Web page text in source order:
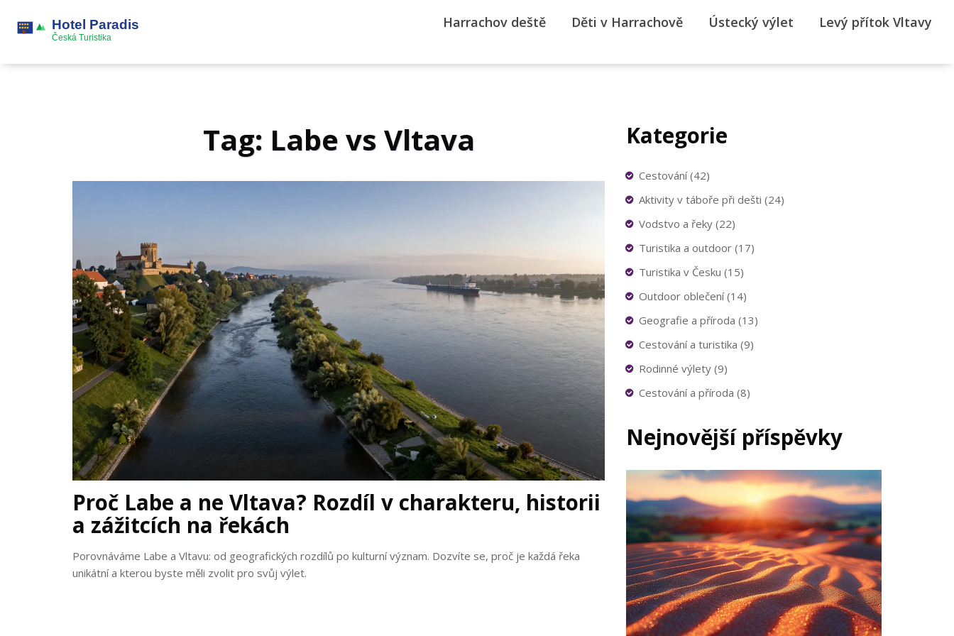
Harrachov deště Děti v Harrachově Ústecký výlet Levý přítok Vltavy
Tag: Labe vs Vltava
Proč Labe a ne Vltava? Rozdíl v charakteru, historii
a zážitcích na řekách
Porovnáváme Labe a Vltavu: od geografických rozdílů po kulturní význam. Dozvíte se, proč je každá řeka
unikátní a kterou byste měli zvolit pro svůj výlet.
Kategorie
Cestování(42)
Aktivity v táboře při dešti (24)
Vodstvo a řeky (22)
Turistika a outdoor (17)
Turistika v Česku (15)
Outdoor oblečení(14)
Geografie a příroda (13)
Cestování a turistika (9)
Rodinné výlety (9)
Cestování a příroda (8)
Nejnovější příspěvky